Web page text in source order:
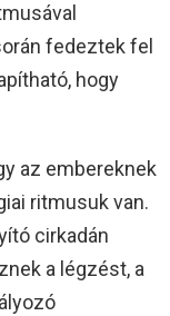
fedeztek fel
hogy
az embereknek
ritmusuk van.
cirkadán
a légzést, a